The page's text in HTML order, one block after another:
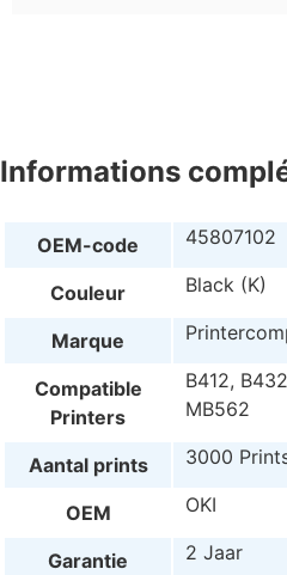
Informations
OEM-code 45807102
Couleur Black (K)
Marque
Compatible
Printers
B412,
MB562
Aantal prints 3000
OEM OKI
Garantie 2 Jaar